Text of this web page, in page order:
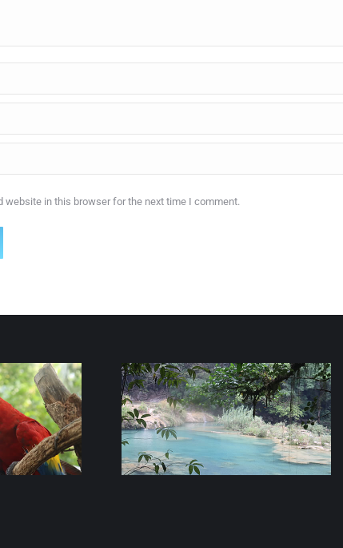
website in this browser for the next time I comment.